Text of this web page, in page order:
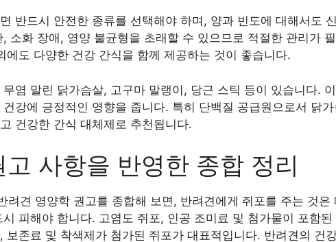
반드시 안전한 종류를 선택해야 하며, 양과 빈도에 대해서도
소화 장애, 영양 불균형을 초래할 수 있으므로 적절한 관리가
에도 다양한 건강 간식을 함께 제공하는 것이 좋습니다.
염 말린 닭가슴살, 고구마 말랭이, 당근 스틱 등이 있습니다.
강에 긍정적인 영향을 줍니다. 특히 단백질 공급원으로서 닭
건강한 간식 대체제로 추천됩니다.
사항을 반영한 종합 정리
려견 영양학 권고를 종합해 보면, 반려견에게 쥐포를 주는 것은
피해야 합니다. 고염도 쥐포, 인공 조미료 및 첨가물이 포함
보존료 및 착색제가 첨가된 쥐포가 대표적입니다. 반려견의 건